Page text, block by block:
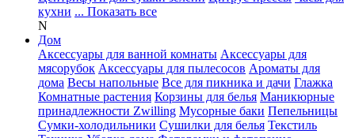
кухни ... Показать все
N
Дом
Аксессуары для ванной комнаты Аксессуары для
мясорубок Аксессуары для пылесосов Ароматы для
дома Весы напольные Все для пикника и дачи Глажка
Комнатные растения Корзины для белья Маникюрные
принадлежности Zwilling Мусорные баки Пепельницы
Сумки-холодильники Сушилки для белья Текстиль